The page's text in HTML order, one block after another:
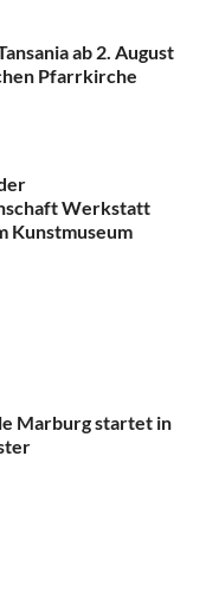
ab 2. August
Pfarrkirche
Werkstatt
Kunstmuseum
Marburg startet in